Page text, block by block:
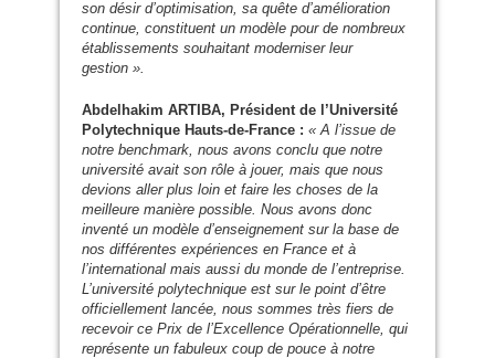
son désir d’optimisation, sa quête d’amélioration
continue, constituent un modèle pour de nombreux
établissements souhaitant moderniser leur
gestion ».
Abdelhakim ARTIBA, Président de l’Université
Polytechnique Hauts-de-France : « A l’issue de
notre benchmark, nous avons conclu que notre
université avait son rôle à jouer, mais que nous
devions aller plus loin et faire les choses de la
meilleure manière possible. Nous avons donc
inventé un modèle d’enseignement sur la base de
nos différentes expériences en France et à
l’international mais aussi du monde de l’entreprise.
L’université polytechnique est sur le point d’être
officiellement lancée, nous sommes très fiers de
recevoir ce Prix de l’Excellence Opérationnelle, qui
représente un fabuleux coup de pouce à notre